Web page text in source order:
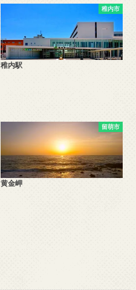
稚内市
稚内駅
留萌市
黄金岬